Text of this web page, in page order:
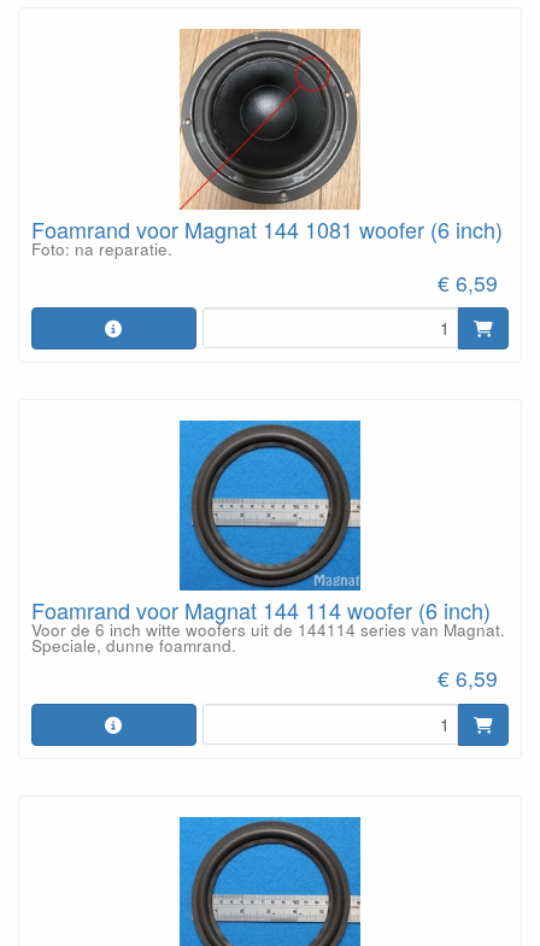
Foamrand voor Magnat 144 1081 woofer (6 inch)
Foto: na reparatie.
€ 6,59
Foamrand voor Magnat 144 114 woofer (6 inch)
Voor de 6 inch witte woofers uit de 144114 series van Magnat.
Speciale, dunne foamrand.
€ 6,59